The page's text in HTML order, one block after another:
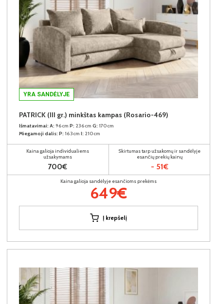
YRA SANDĖLYJE
PATRICK (III gr.) minkštas kampas (Rosario-469)
Išmatavimai: A: 96cm P: 236cm G: 170cm
Miegamoji dalis: P: 163cm I: 210cm
Kaina galioja individualiems
užsakymams
700€
Skirtumas tarp užsakomų ir sandėlyje
esančių prekių kainų
- 51€
Kaina galioja sandėlyje esančioms prekėms
649€
Į krepšelį